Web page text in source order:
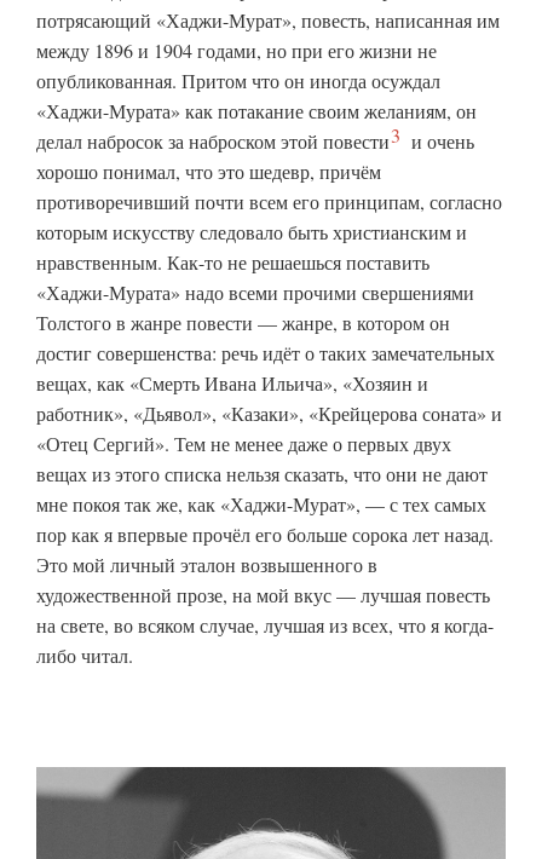
потрясающий «Хаджи-Мурат», повесть, написанная им
между 1896 и 1904 годами, но при его жизни не
опубликованная. Притом что он иногда осуждал
«Хаджи-Мурата» как потакание своим желаниям, он
делал набросок за наброском этой повести3 и очень
хорошо понимал, что это шедевр, причём
противоречивший почти всем его принципам, согласно
которым искусству следовало быть христианским и
нравственным. Как-то не решаешься поставить
«Хаджи-Мурата» надо всеми прочими свершениями
Толстого в жанре повести — жанре, в котором он
достиг совершенства: речь идёт о таких замечательных
вещах, как «Смерть Ивана Ильича», «Хозяин и
работник», «Дьявол», «Казаки», «Крейцерова соната» и
«Отец Сергий». Тем не менее даже о первых двух
вещах из этого списка нельзя сказать, что они не дают
мне покоя так же, как «Хаджи-Мурат», — с тех самых
пор как я впервые прочёл его больше сорока лет назад.
Это мой личный эталон возвышенного в
художественной прозе, на мой вкус — лучшая повесть
на свете, во всяком случае, лучшая из всех, что я когда-
либо читал.